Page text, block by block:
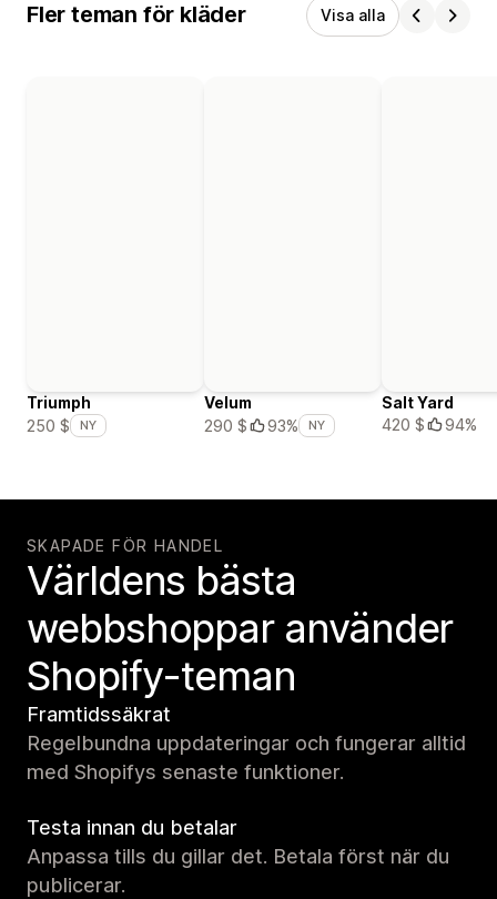
Fler teman för kläder Visa alla
Triumph
250 $
NY
Velum
290 $
93% NY
Salt Yard
420 $
94%
SKAPADE FÖR HANDEL
Världens bästa
webbshoppar använder
Shopify-teman
Framtidssäkrat
Regelbundna uppdateringar och fungerar alltid
med Shopifys senaste funktioner.
Testa innan du betalar
Anpassa tills du gillar det. Betala först när du
publicerar.